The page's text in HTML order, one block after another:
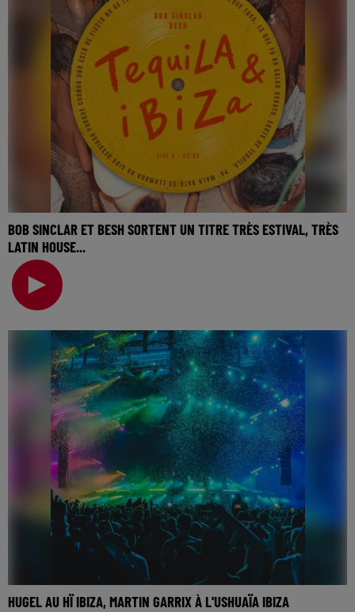
BOB SINCLAR ET BESH SORTENT UN TITRE TRÈS ESTIVAL, TRÈS
LATIN HOUSE...
🎧 Ecoutez Radio FG sur http://www.radiofg.com 📱 et sur
l’Application FG (IOS https://urlz.fr/hhZx
HUGEL AU HÏ IBIZA, MARTIN GARRIX À L'USHUAÏA IBIZA